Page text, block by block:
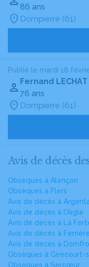
86 ans
Dompierre (61)
Publié le mardi 18
Fernand LECHAT
76 ans
Dompierre (61)
Avis de décès
Obsèques à Alençon
Obsèques à Flers
Avis de décès à
Avis de décès à l'Aigle
Avis de décès à La
Avis de décès à
Avis de décès à
Obsèques à Girecourt-
Obsèques à Sercœur